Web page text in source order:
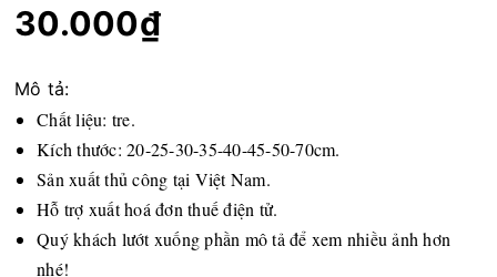
30.000₫
Mô tả:
Chất liệu: tre.
Kích thước: 20-25-30-35-40-45-50-70cm.
Sản xuất thủ công tại Việt Nam.
Hỗ trợ xuất hoá đơn thuế điện tử.
Quý khách lướt xuống phần mô tả để xem nhiều ảnh hơn
nhé!